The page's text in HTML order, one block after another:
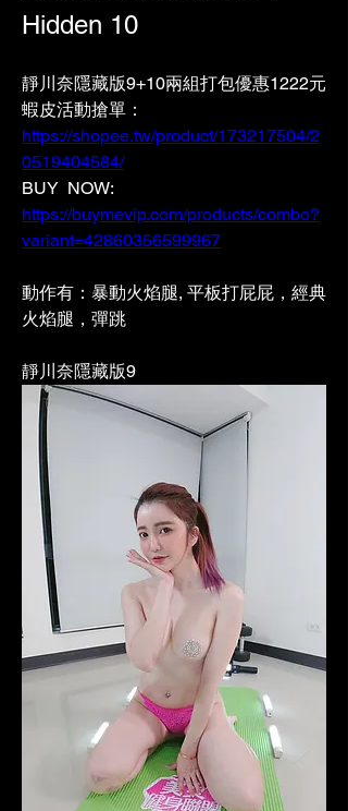
Hidden 10
靜川奈隱藏版9+10兩組打包優惠1222元
蝦皮活動搶單：
https://shopee.tw/product/173217504/2
0519404584/
https://buymevip.com/products/combo?
variant=42860356599967
動作有： 暴動火焰腿, 平板打屁屁，經典
火焰腿，彈跳
靜川奈隱藏版9